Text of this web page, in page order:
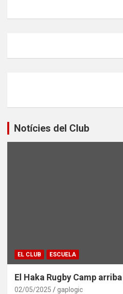
Notícies del Club
EL CLUB ESCUELA
El Haka Rugby Camp
02/05/2025 gaplogic